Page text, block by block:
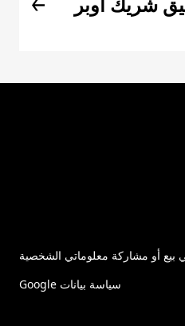
بيع أو مشاركة معلوماتي الشخصية
سياسة بيانات Google